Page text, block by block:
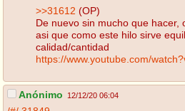
>>31612 (OP)
De nuevo sin mucho que hacer,
asi que como este hilo sirve
calidad/cantidad
https://www.youtube.com/
Anónimo 12/12/20 06:04